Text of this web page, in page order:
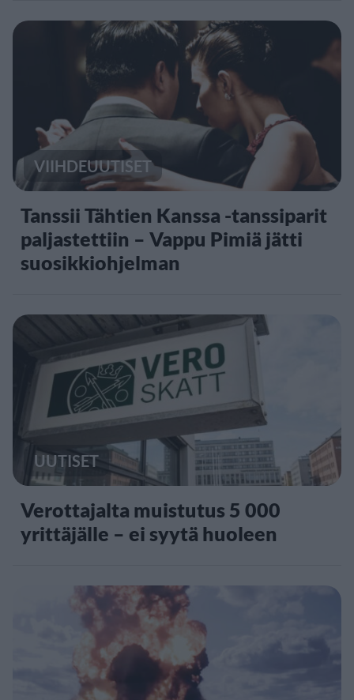
VIIHDEUUTISET
Tanssii Tähtien Kanssa -tanssiparit
paljastettiin – Vappu Pimiä jätti
suosikkiohjelman
UUTISET
Verottajalta muistutus 5 000
yrittäjälle – ei syytä huoleen